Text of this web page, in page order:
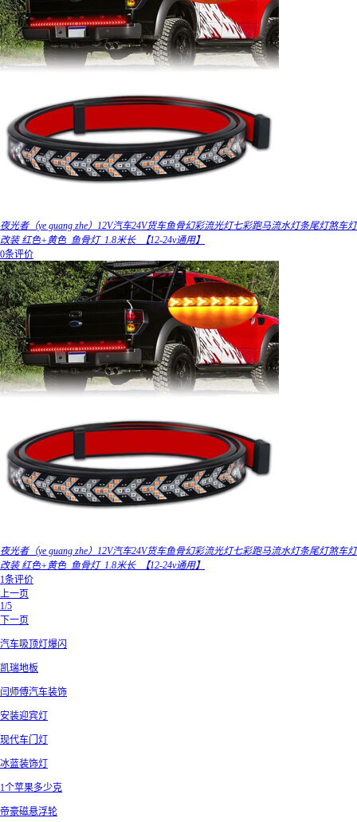
夜光者（ye guang zhe）12V汽车24V货车鱼骨幻彩流光灯七彩跑马流水灯条尾灯煞车灯
改装 红色+黄色_鱼骨灯_1.8米长_【12-24v通用】
0条评价
夜光者（ye guang zhe）12V汽车24V货车鱼骨幻彩流光灯七彩跑马流水灯条尾灯煞车灯
改装 红色+黄色_鱼骨灯_1.8米长_【12-24v通用】
1条评价
上一页
1/5
下一页
汽车吸顶灯爆闪
凯瑞地板
闫师傅汽车装饰
安装迎宾灯
现代车门灯
冰蓝装饰灯
1个苹果多少克
帝豪磁悬浮轮